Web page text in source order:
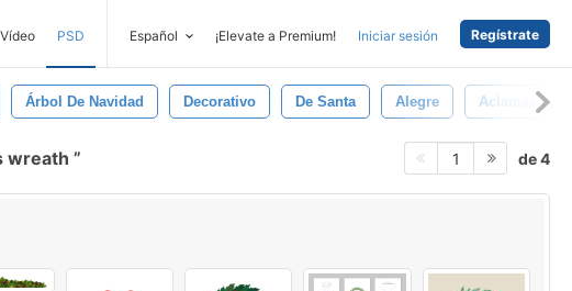
Vídeo PSD Español ¡Elevate a Premium! Iniciar sesión Regístrate
Árbol De Navidad Decorativo De Santa Alegre
wreath 1 de 4